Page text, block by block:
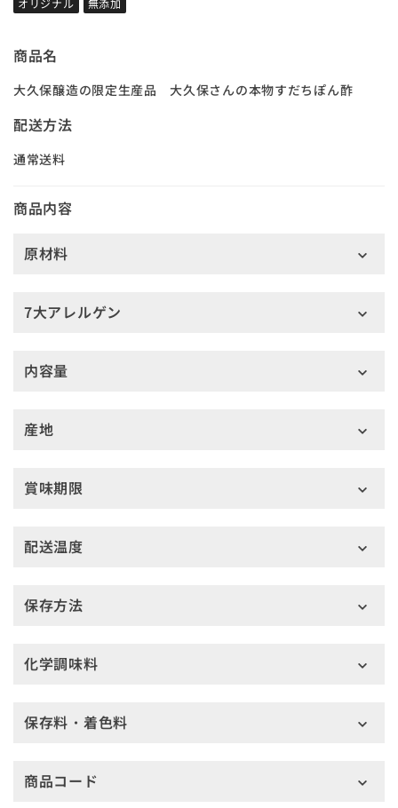
オリジナル 無添加
商品名
大久保醸造の限定生産品 大久保さんの本物すだちぽん酢
配送方法
通常送料
商品内容
原材料
7大アレルゲン
内容量
産地
賞味期限
配送温度
保存方法
化学調味料
保存料・着色料
商品コード